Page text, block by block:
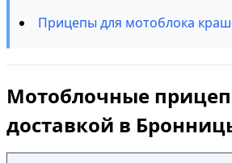
Прицепы для мотоблока
Мотоблочные
доставкой в